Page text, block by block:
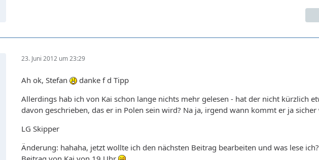
23. Juni 2012 um 23:29
Ah ok, Stefan
danke f d Tipp
Allerdings hab ich von Kai schon lange nichts mehr gelesen - hat der nicht kürzlich
davon geschrieben, das er in Polen sein wird? Na ja, irgend wann kommt er ja
LG Skipper
Änderung: hahaha, jetzt wollte ich den nächsten Beitrag bearbeiten und was lese